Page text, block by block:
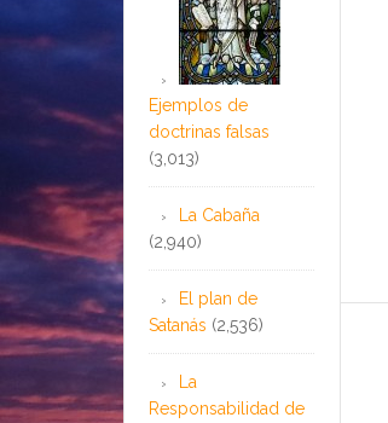
Ejemplos de
doctrinas falsas
(3,013)
La Cabaña
(2,940)
El plan de
Satanás (2,536)
La
Responsabilidad de